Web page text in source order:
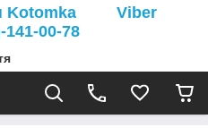
Kotomka Viber
141-00-78